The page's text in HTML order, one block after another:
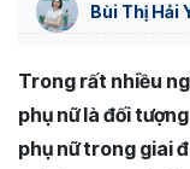
Bùi Thị Hải
Trong rất nhiều
phụ nữ là đối
phụ nữ trong giai